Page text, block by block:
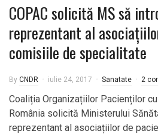
COPAC solicită MS să
reprezentant al
comisiile de specialitate
By CNDR iulie 24, 2017 Sanatate 2
Coaliția Organizațiilor Pacienților
România solicită Ministerului
reprezentant al asociațiilor de